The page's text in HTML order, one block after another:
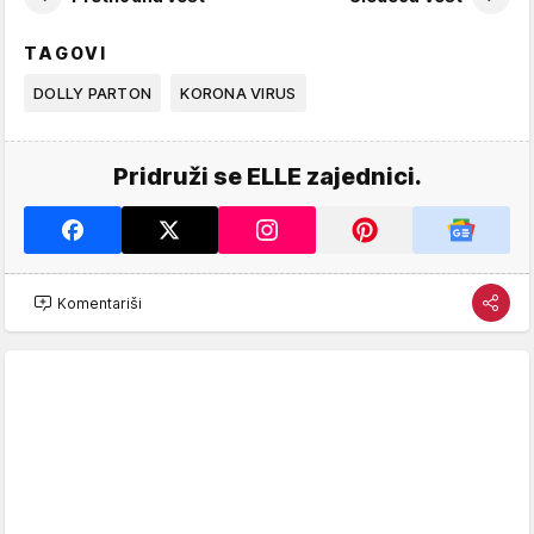
TAGOVI
DOLLY PARTON KORONA VIRUS
Pridruži se ELLE zajednici.
Komentariši